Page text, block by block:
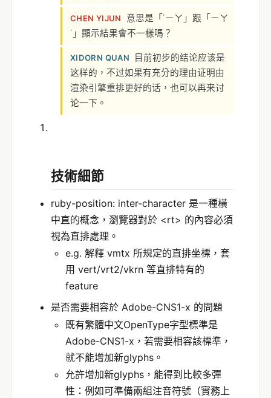
CHEN YIJUN
意思是「˙ㄧㄚ」跟「ㄧㄚ
˙」顯示結果會不一樣嗎？
XIDORN QUAN
目前初步的结论应该是
这样的，不过如果有充分的理由证明由
渲染引擎重排更好的话，也可以再来讨
论一下。
技術細節
ruby-position: inter-character 是一種橫
中直的概念，瀏覽器對於 <rt> 的內容必須
視為直排處理。
e.g. 解釋 vmtx 所規定的直排坐標，套
用 vert/vrt2/vkrn 等直排特有的
feature
是否需要相容於 Adobe-CNS1-x 的問題
既有繁體中文OpenType字型標準是
Adobe-CNS1-x，若需要相容該標準，
就不能增加新glyphs。
允許增加新glyphs，能得到比較多彈
性：例如可準備兩組注音符號（實務上